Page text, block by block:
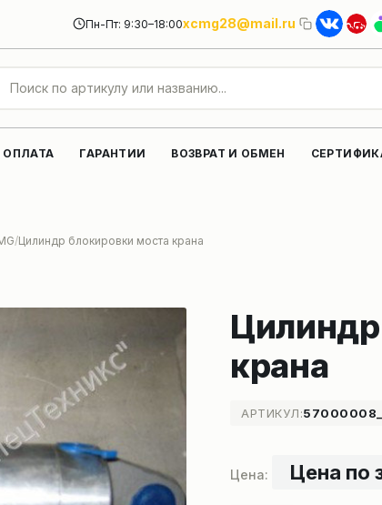
Пн-Пт: 9:30–18:00xcmg28@mail.ru
ОПЛАТА ГАРАНТИИ ВОЗВРАТ И ОБМЕН
Цилиндр блокировки моста крана
крана
АРТИКУЛ:
Цена по